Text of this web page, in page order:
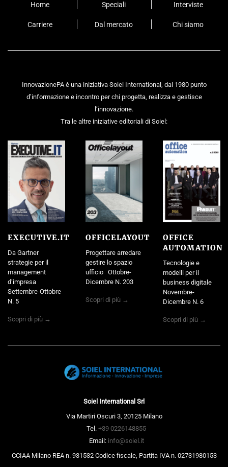
Home Speciali Interviste
Carriere Dal mercato Chi siamo
InnovazionePA è una iniziativa Soiel International, dal 1980 punto
d’informazione e incontro per chi progetta, realizza e gestisce
l’innovazione.
Tra le altre iniziative editoriali di Soiel:
EXECUTIVE.IT
Da Gartner
strategie per il
management
d’impresa
Settembre-Ottobre
N. 5
Scopri di più →
OFFICELAYOUT
Progettare arredare
gestire lo spazio
ufficio Ottobre-
Dicembre N. 203
Scopri di più →
OFFICE
AUTOMATION
Tecnologie e
modelli per il
business digitale
Novembre-
Dicembre N. 6
Scopri di più →
Soiel International Srl
Via Martiri Oscuri 3, 20125 Milano
Tel. +39 0226148855
Email: info@soiel.it
CCIAA Milano REA n. 931532 Codice fiscale, Partita IVA n. 02731980153